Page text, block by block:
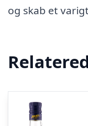
og skab et